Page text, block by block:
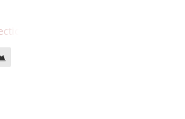
Pack Turtledove